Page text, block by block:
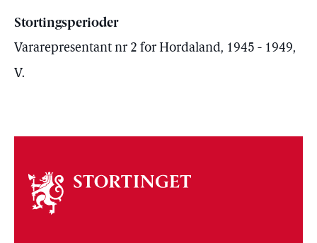
Stortingsperioder
Vararepresentant nr 2 for Hordaland, 1945 - 1949,
V.
Om
stortinget